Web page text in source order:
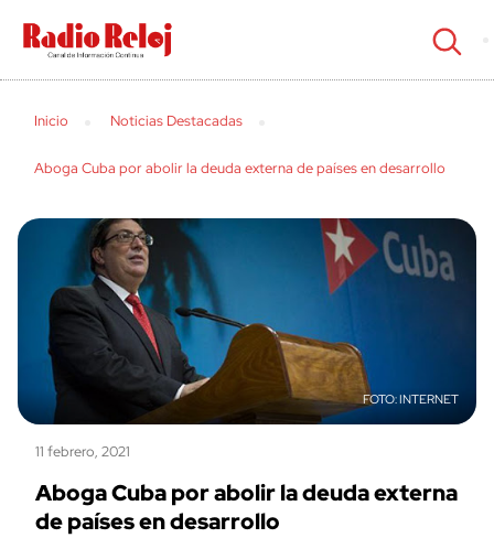
cerrar
Inicio Noticias Destacadas
Aboga Cuba por abolir la deuda externa de países en desarrollo
INTERNET
11 febrero, 2021
Aboga Cuba por abolir la deuda externa
de países en desarrollo